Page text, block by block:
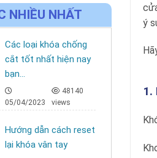
NHIỀU NHẤT
Các loại khóa chống
cắt tốt nhất hiện nay
bạn...
05/04/2023
48140
views
Hướng dẫn cách reset
lại khóa vân tay
ý
1.